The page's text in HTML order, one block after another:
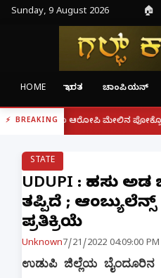
Sunday, 9 August 2026 🏠
HOME ಭಾರತ ಚಾಂಪಿಯನ್
BREAKING
ಮೇಲಿನ ಪೋಕ್ಸೋ ಕೇಸ್ ರದ್ದಾಗಲ್ಲ:
STATE
UDUPI : ಹಸು
ತಪ್ಪಿದೆ ;
ಪ್ರತಿಕ್ರಿಯೆ
Unknown7/21/2022 04:09:00 PM
ಉಡುಪಿ ಜಿಲ್ಲೆಯ